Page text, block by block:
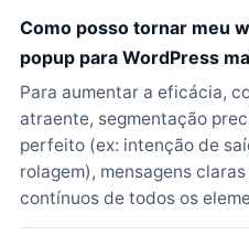
Como posso tornar meu
popup para WordPress
Para aumentar a eficácia,
atraente, segmentação
perfeito (ex: intenção de
rolagem), mensagens
contínuos de todos os